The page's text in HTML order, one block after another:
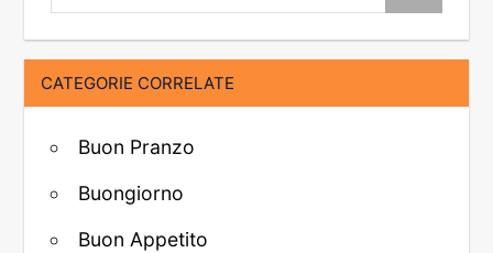
CATEGORIE CORRELATE
Buon Pranzo
Buongiorno
Buon Appetito